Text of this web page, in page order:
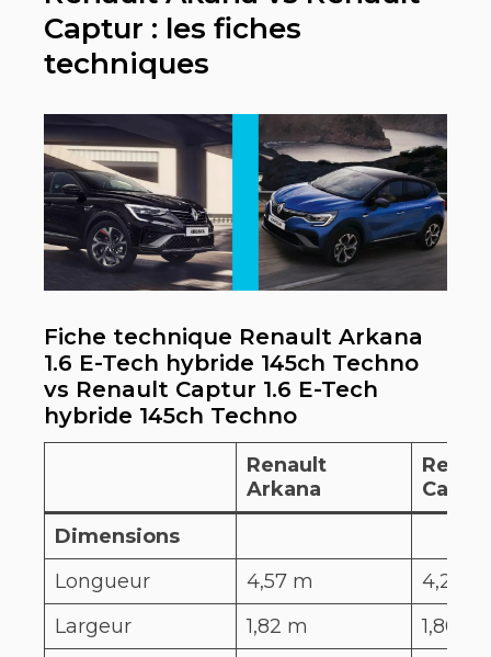
Captur : les fiches
techniques
Fiche technique Renault Arkana
1.6 E-Tech hybride 145ch Techno
vs Renault Captur 1.6 E-Tech
hybride 145ch Techno
Renault
Arkana
Captur
Dimensions
Longueur
4,57 m
4,23 m
Largeur
1,82 m
1,80 m